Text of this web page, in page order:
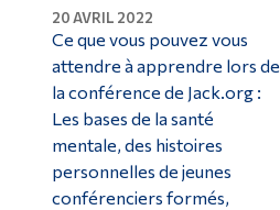
20 AVRIL 2022
Ce que vous pouvez vous
attendre à apprendre lors de
la conférence de Jack.org :
Les bases de la santé
mentale, des histoires
personnelles de jeunes
conférenciers formés,